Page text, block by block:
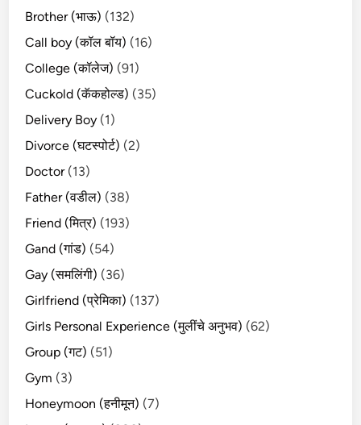
Brother (भाऊ) (132)
Call boy (कॉल बॉय) (16)
College (कॉलेज) (91)
Cuckold (कॅकहोल्ड) (35)
Delivery Boy (1)
Divorce (घटस्पोर्ट) (2)
Doctor(13)
Father (वडील) (38)
Friend (मित्र) (193)
Gand (गांड) (54)
Gay (समलिंगी) (36)
Girlfriend (प्रेमिका) (137)
Girls Personal Experience (मुलींचे अनुभव) (62)
Group (गट) (51)
Gym (3)
Honeymoon (हनीमून) (7)